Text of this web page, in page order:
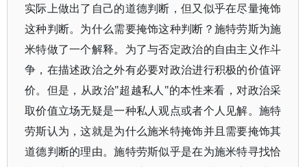
实际上做出了自己的道德判断，但又似乎在尽量掩饰
这种判断。为什么需要掩饰这种判断？施特劳斯为施
米特做了一个解释。为了与否定政治的自由主义作斗
争，在描述政治之外有必要对政治进行积极的价值评
价。但是，从政治"超越私人"的本性来看，对政治采
取价值立场无疑是一种私人观点或者个人见解。施特
劳斯认为，这就是为什么施米特掩饰并且需要掩饰其
道德判断的理由。施特劳斯似乎是在为施米特寻找恰